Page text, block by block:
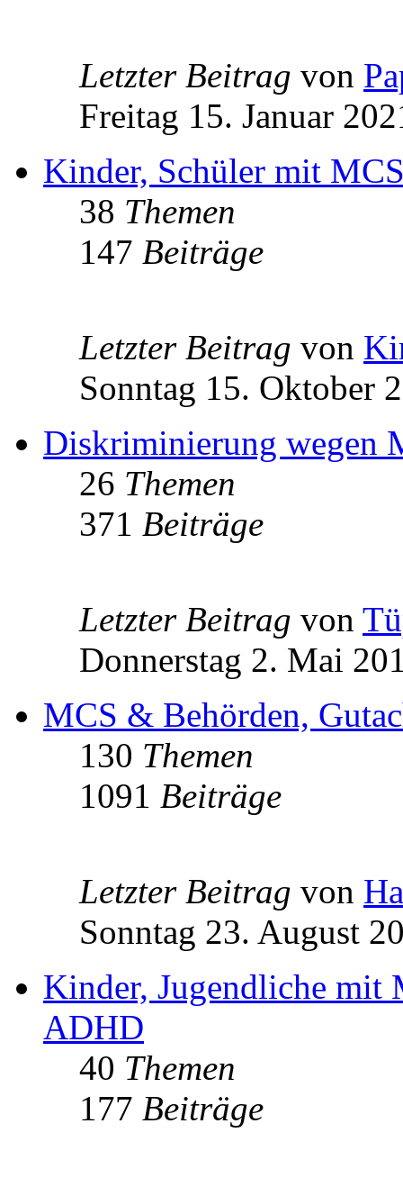
Letzter Beitrag von
Freitag 15. Januar
Kinder, Schüler mit
38 Themen
147 Beiträge
Letzter Beitrag von
Sonntag 15. Oktober
Diskriminierung wegen
26 Themen
371 Beiträge
Letzter Beitrag von
Donnerstag 2. Mai
MCS & Behörden,
130 Themen
1091 Beiträge
Letzter Beitrag von
Sonntag 23. August
Kinder, Jugendliche mit
ADHD
40 Themen
177 Beiträge